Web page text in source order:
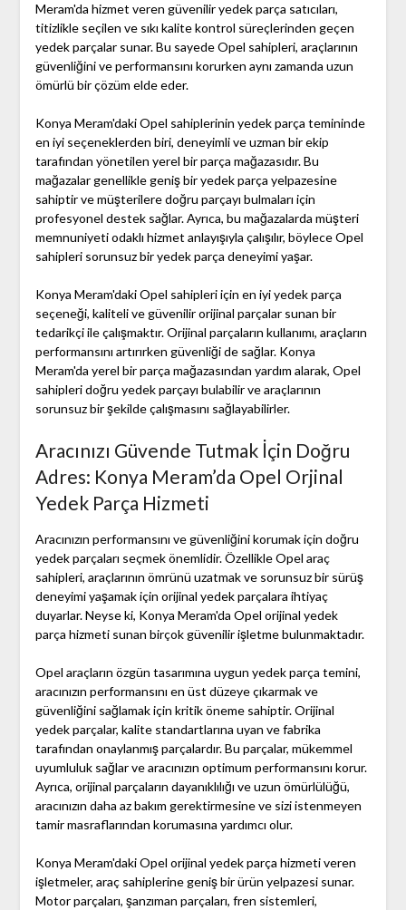
Meram'da hizmet veren güvenilir yedek parça satıcıları,
titizlikle seçilen ve sıkı kalite kontrol süreçlerinden geçen
yedek parçalar sunar. Bu sayede Opel sahipleri, araçlarının
güvenliğini ve performansını korurken aynı zamanda uzun
ömürlü bir çözüm elde eder.
Konya Meram'daki Opel sahiplerinin yedek parça temininde
en iyi seçeneklerden biri, deneyimli ve uzman bir ekip
tarafından yönetilen yerel bir parça mağazasıdır. Bu
mağazalar genellikle geniş bir yedek parça yelpazesine
sahiptir ve müşterilere doğru parçayı bulmaları için
profesyonel destek sağlar. Ayrıca, bu mağazalarda müşteri
memnuniyeti odaklı hizmet anlayışıyla çalışılır, böylece Opel
sahipleri sorunsuz bir yedek parça deneyimi yaşar.
Konya Meram'daki Opel sahipleri için en iyi yedek parça
seçeneği, kaliteli ve güvenilir orijinal parçalar sunan bir
tedarikçi ile çalışmaktır. Orijinal parçaların kullanımı, araçların
performansını artırırken güvenliği de sağlar. Konya
Meram'da yerel bir parça mağazasından yardım alarak, Opel
sahipleri doğru yedek parçayı bulabilir ve araçlarının
sorunsuz bir şekilde çalışmasını sağlayabilirler.
Aracınızı Güvende Tutmak İçin Doğru
Adres: Konya Meram’da Opel Orjinal
Yedek Parça Hizmeti
Aracınızın performansını ve güvenliğini korumak için doğru
yedek parçaları seçmek önemlidir. Özellikle Opel araç
sahipleri, araçlarının ömrünü uzatmak ve sorunsuz bir sürüş
deneyimi yaşamak için orijinal yedek parçalara ihtiyaç
duyarlar. Neyse ki, Konya Meram'da Opel orijinal yedek
parça hizmeti sunan birçok güvenilir işletme bulunmaktadır.
Opel araçların özgün tasarımına uygun yedek parça temini,
aracınızın performansını en üst düzeye çıkarmak ve
güvenliğini sağlamak için kritik öneme sahiptir. Orijinal
yedek parçalar, kalite standartlarına uyan ve fabrika
tarafından onaylanmış parçalardır. Bu parçalar, mükemmel
uyumluluk sağlar ve aracınızın optimum performansını korur.
Ayrıca, orijinal parçaların dayanıklılığı ve uzun ömürlülüğü,
aracınızın daha az bakım gerektirmesine ve sizi istenmeyen
tamir masraflarından korumasına yardımcı olur.
Konya Meram'daki Opel orijinal yedek parça hizmeti veren
işletmeler, araç sahiplerine geniş bir ürün yelpazesi sunar.
Motor parçaları, şanzıman parçaları, fren sistemleri,